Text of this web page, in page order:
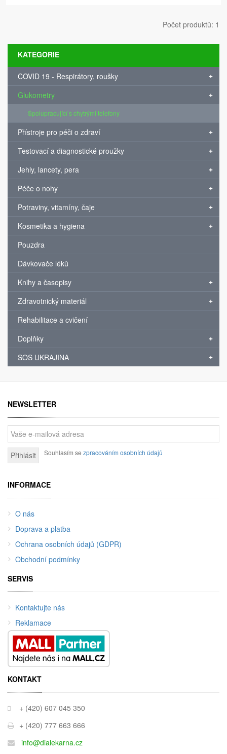
Počet produktů: 1
KATEGORIE
COVID 19 - Respirátory, roušky
Glukometry
Spolupracující s chytrými telefony
Přístroje pro péči o zdraví
Testovací a diagnostické proužky
Jehly, lancety, pera
Péče o nohy
Potraviny, vitamíny, čaje
Kosmetika a hygiena
Pouzdra
Dávkovače léků
Knihy a časopisy
Zdravotnický materiál
Rehabilitace a cvičení
Doplňky
SOS UKRAJINA
NEWSLETTER
Přihlásit Souhlasím se zpracováním osobních údajů
INFORMACE
O nás
Doprava a platba
Ochrana osobních údajů (GDPR)
Obchodní podmínky
SERVIS
Kontaktujte nás
Reklamace
KONTAKT
+ (420) 607 045 350
+ (420) 777 663 666
info@dialekarna.cz